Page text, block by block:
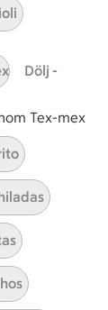
Dölj -
Tex-mex